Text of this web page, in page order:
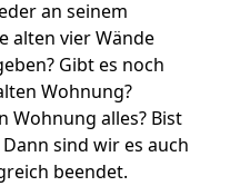
an seinem
alten vier Wände
Gibt es noch
Wohnung?
Wohnung alles? Bist
sind wir es auch
beendet.